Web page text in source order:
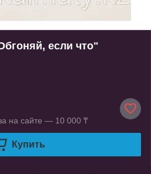
если что"
на сайте — 10 000 ₸
Купить